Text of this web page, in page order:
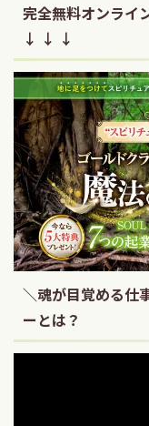
完全無料オンラ
↓ ↓ ↓
＼魂が目覚める仕
ーとは？